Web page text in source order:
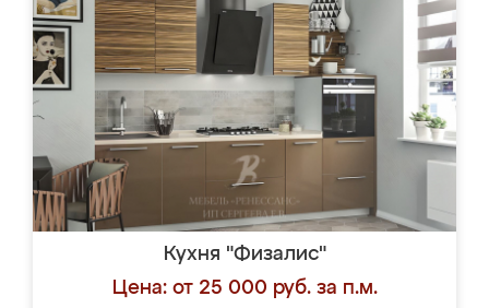
Кухня "Физалис"
Цена: от 25 000 руб. за п.м.